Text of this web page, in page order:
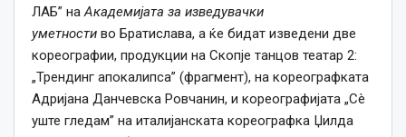
ЛАБ” наАкадемијата за изведувачки
уметности во Братислава, а ќе бидат изведени две
кореографии, продукции на Скопје танцов театар 2:
„Трендинг апокалипса” (фрагмент), на кореографката
Адријана Данчевска Ровчанин, и кореографијата „Сè
уште гледам” на италијанската кореографка Џилда